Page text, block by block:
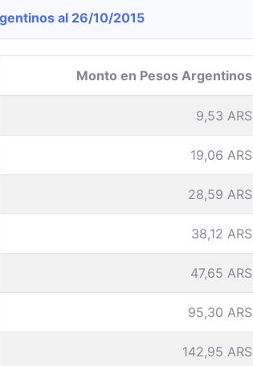
al 26/10/2015
Monto en Pesos Argentinos
9,53 ARS
19,06 ARS
28,59 ARS
38,12 ARS
47,65 ARS
95,30 ARS
142,95 ARS